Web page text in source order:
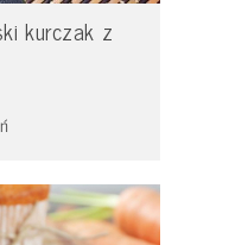
kurczak z